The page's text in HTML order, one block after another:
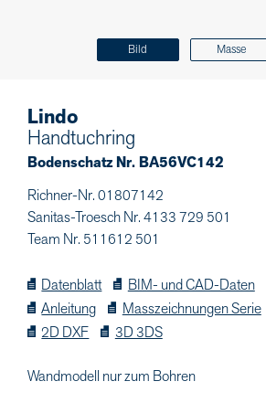
Bild Masse
Lindo
Handtuchring
Bodenschatz Nr. BA56VC142
Richner-Nr. 01807142
Sanitas-Troesch Nr. 4133 729 501
Team Nr. 511612 501
Datenblatt BIM- und CAD-Daten
Anleitung
Masszeichnungen Serie
2D DXF
3D 3DS
Wandmodell nur zum Bohren